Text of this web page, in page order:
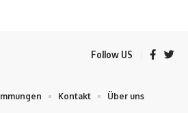
Follow US
Kontakt Über uns